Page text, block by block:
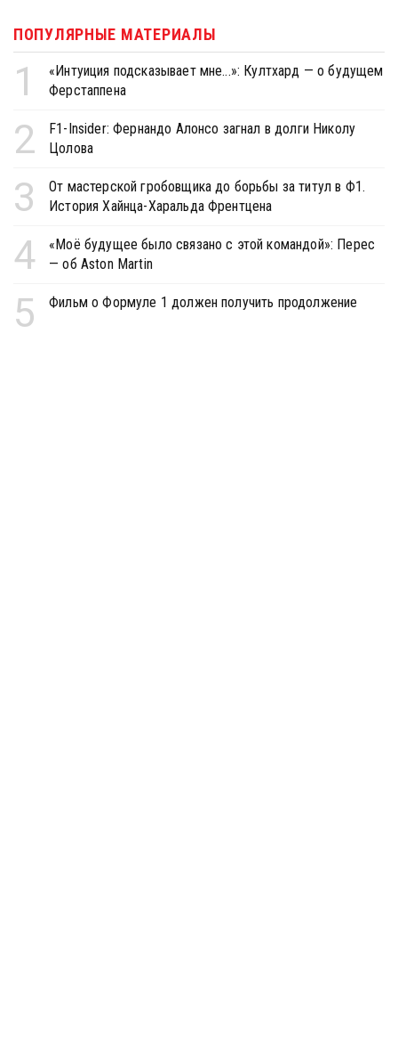
ПОПУЛЯРНЫЕ МАТЕРИАЛЫ
1
«Интуиция подсказывает мне...»: Култхард — о будущем
Ферстаппена
2
F1-Insider: Фернандо Алонсо загнал в долги Николу
Цолова
3
От мастерской гробовщика до борьбы за титул в Ф1.
История Хайнца-Харальда Френтцена
4
«Моё будущее было связано с этой командой»: Перес
— об Aston Martin
5 Фильм о Формуле 1 должен получить продолжение